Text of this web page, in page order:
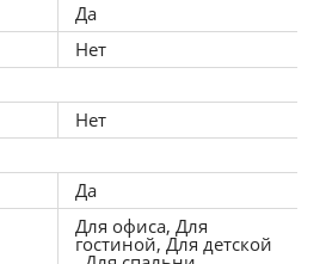
Да
Нет
Нет
Да
Для офиса, Для
гостиной, Для детской